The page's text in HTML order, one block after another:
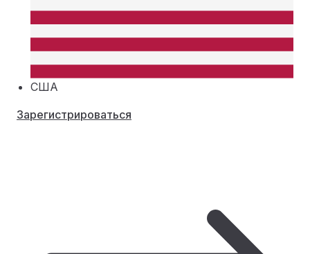
США
Зарегистрироваться